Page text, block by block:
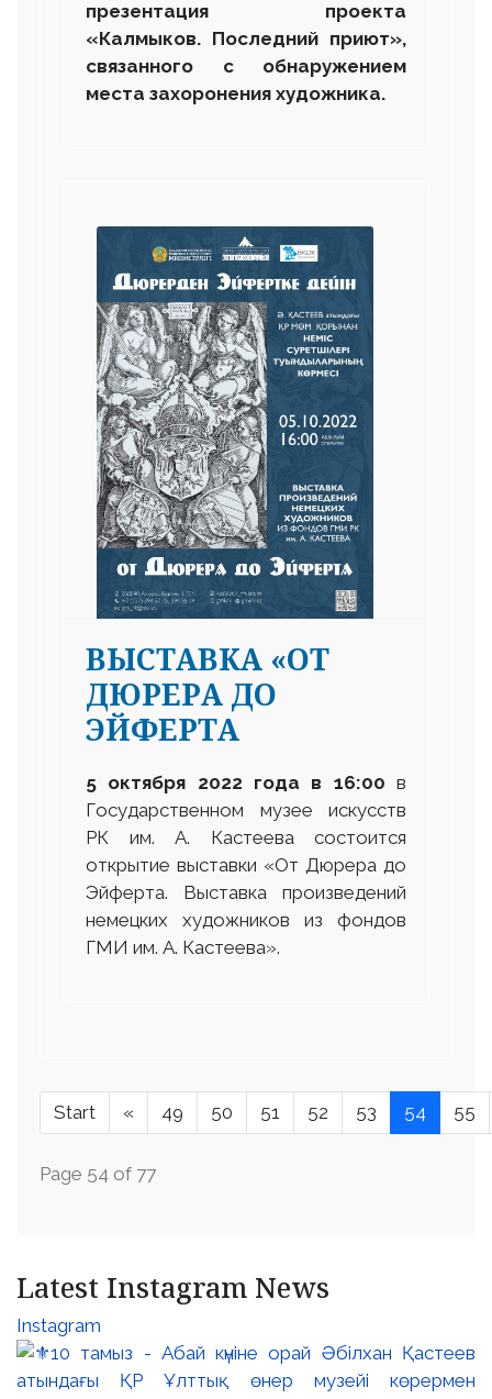
презентация проекта
«Калмыков. Последний приют»,
связанного с обнаружением
места захоронения художника.
ВЫСТАВКА «ОТ
ДЮРЕРА ДО
ЭЙФЕРТА
5 октября 2022 года в 16:00 в
Государственном музее искусств
РК им. А. Кастеева состоится
открытие выставки «От Дюрера до
Эйферта. Выставка произведений
немецких художников из фондов
ГМИ им. А. Кастеева».
Start « 49 50 51 52 53 54 55
Page 54 of 77
Latest Instagram News
Instagram